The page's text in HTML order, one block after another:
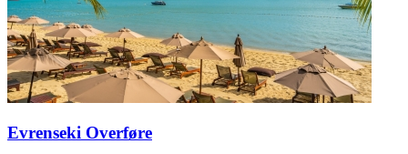
Evrenseki Overføre